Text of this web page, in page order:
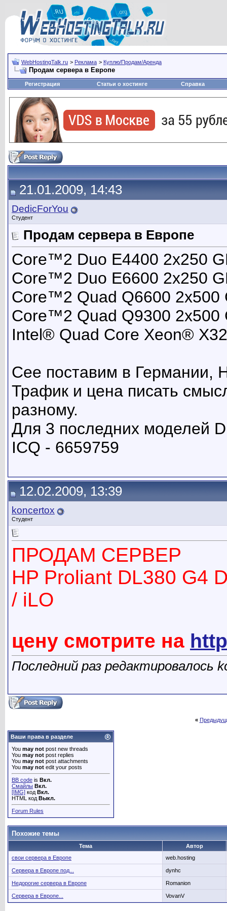
WebHostingTalk.ru > Реклама > Куплю/Продам/Аренда
Продам сервера в Европе
Регистрация Статьи о хостинге Справка
21.01.2009, 14:43
DedicForYou
Студент
Продам сервера в Европе
Core™2 Duo E4400 2x250
Core™2 Duo E6600 2x250
Core™2 Quad Q6600 2x500
Core™2 Quad Q9300 2x500
Intel® Quad Core Xeon®
Сее поставим в Германии,
Трафик и цена писать
разному.
Для 3 последних моделей
ICQ - 6659759
12.02.2009, 13:39
koncertox
Студент
ПРОДАМ СЕРВЕР
HP Proliant DL380 G4
/ iLO
цену смотрите на
Последний раз редактировалось
«
Ваши права в разделе
You may not post new threads
You may not post replies
You may not post attachments
You may not edit your posts
BB code is Вкл.
Смайлы Вкл.
[IMG] код Вкл.
HTML код Выкл.
Forum Rules
Похожие темы
Тема
Автор
свои сервера в Европе
web.hosting
Сервера в Европе под... dynhc
Недорогие сервера в Европе Romanion
Сервера в Европе... VovanV